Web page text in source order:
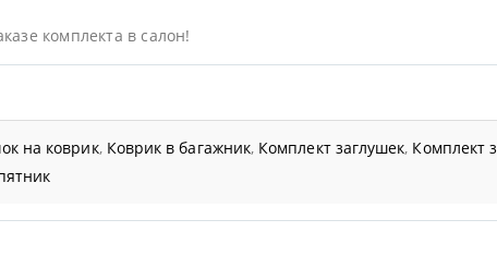
комплекта в салон!
на коврик, Коврик в багажник, Комплект заглушек, Комплект